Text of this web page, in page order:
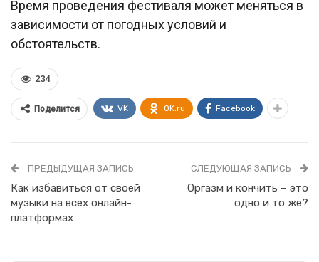
Время проведения фестиваля может меняться в
зависимости от погодных условий и
обстоятельств.
234
Поделится VK OK.ru Facebook
ПРЕДЫДУЩАЯ ЗАПИСЬ
Как избавиться от своей
музыки на всех онлайн-
платформах
СЛЕДУЮЩАЯ ЗАПИСЬ
Оргазм и кончить – это
одно и то же?